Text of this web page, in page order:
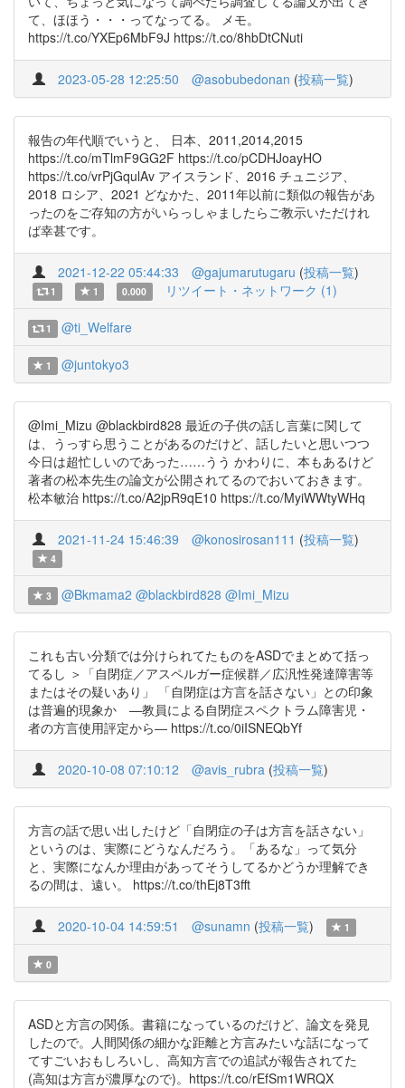
て、ほほう・・・ってなってる。 メモ。
https://t.co/YXEp6MbF9J https://t.co/8hbDtCNuti
2023-05-28 12:25:50 @asobubedonan (投稿一覧)
報告の年代順でいうと、 日本、2011,2014,2015
https://t.co/mTlmF9GG2F https://t.co/pCDHJoayHO
https://t.co/vrPjGqulAv アイスランド、2016 チュニジア、
2018 ロシア、2021 どなかた、2011年以前に類似の報告があ
ったのをご存知の方がいらっしゃましたらご教示いただけれ
ば幸甚です。
2021-12-22 05:44:33 @gajumarutugaru (投稿一覧)
1 1 0.000 リツイート・ネットワーク (1)
1 @ti_Welfare
1 @juntokyo3
@Imi_Mizu @blackbird828 最近の子供の話し言葉に関して
は、うっすら思うことがあるのだけど、話したいと思いつつ
今日は超忙しいのであった……うう かわりに、本もあるけど
著者の松本先生の論文が公開されてるのでおいておきます。
松本敏治 https://t.co/A2jpR9qE10 https://t.co/MyiWWtyWHq
2021-11-24 15:46:39 @konosirosan111 (投稿一覧)
4
3 @Bkmama2 @blackbird828 @Imi_Mizu
これも古い分類では分けられてたものをASDでまとめて括っ
てるし ＞「自閉症／アスペルガー症候群／広汎性発達障害等
またはその疑いあり」 「自閉症は方言を話さない」との印象
は普遍的現象か ―教員による自閉症スペクトラム障害児・
者の方言使用評定から― https://t.co/0iISNEQbYf
2020-10-08 07:10:12 @avis_rubra (投稿一覧)
方言の話で思い出したけど「自閉症の子は方言を話さない」
というのは、実際にどうなんだろう。「あるな」って気分
と、実際になんか理由があってそうしてるかどうか理解でき
るの間は、遠い。 https://t.co/thEj8T3fft
2020-10-04 14:59:51 @sunamn (投稿一覧) 1
0
ASDと方言の関係。書籍になっているのだけど、論文を発見
したので。人間関係の細かな距離と方言みたいな話になって
てすごいおもしろいし、高知方言での追試が報告されてた
(高知は方言が濃厚なので)。https://t.co/rEfSm1WRQX